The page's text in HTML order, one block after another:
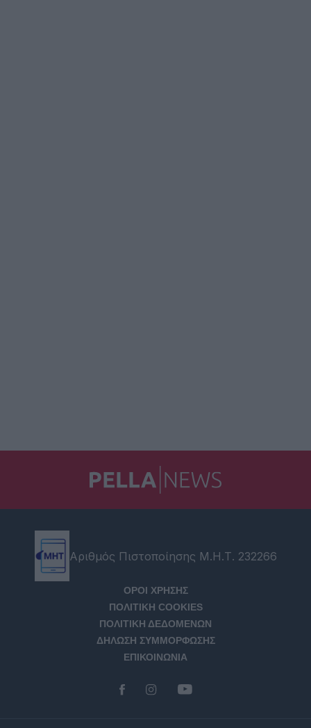
Αριθμός Πιστοποίησης Μ.Η.Τ. 232266
ΟΡΟΙ ΧΡΗΣΗΣ
ΠΟΛΙΤΙΚΗ COOKIES
ΠΟΛΙΤΙΚΗ ΔΕΔΟΜΕΝΩΝ
ΔΗΛΩΣΗ ΣΥΜΜΟΡΦΩΣΗΣ
ΕΠΙΚΟΙΝΩΝΙΑ